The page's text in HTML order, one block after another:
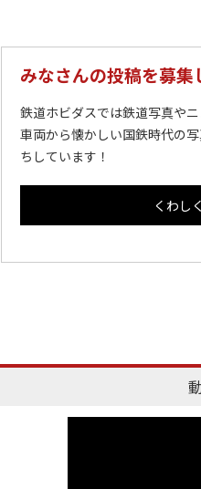
みなさんの投稿を募集
鉄道ホビダスでは鉄道写真や
車両から懐かしい国鉄時代の
ちしています！
くわし